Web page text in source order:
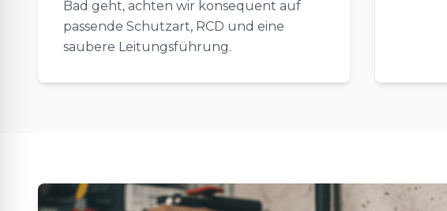
Bad geht, achten wir konsequent auf
passende Schutzart, RCD und eine
saubere Leitungsführung.